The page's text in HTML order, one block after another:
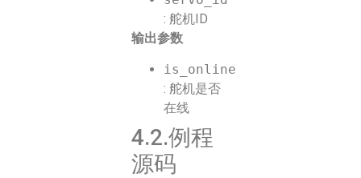
: 舵机ID
输出参数
is_online
: 舵机是否
在线
4.2.例程
源码